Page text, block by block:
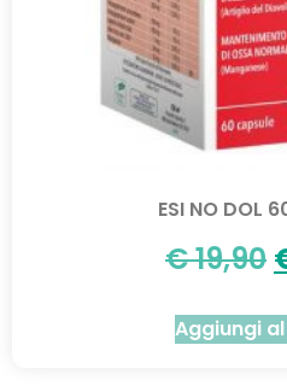
ESI NO DOL
€19,90
Aggiungi